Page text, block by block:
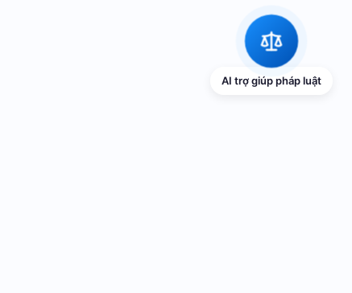
AI trợ giúp pháp luật